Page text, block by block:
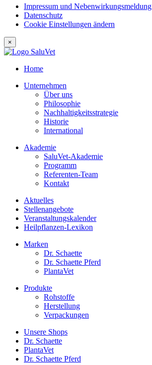
Impressum und Nebenwirkungsmeldung
Datenschutz
Cookie Einstellungen ändern
×
Home
Unternehmen
Über uns
Philosophie
Nachhaltigkeitsstrategie
Historie
International
Akademie
SaluVet-Akademie
Programm
Referenten-Team
Kontakt
Aktuelles
Stellenangebote
Veranstaltungskalender
Heilpflanzen-Lexikon
Marken
Dr. Schaette
Dr. Schaette Pferd
PlantaVet
Produkte
Rohstoffe
Herstellung
Verpackungen
Unsere Shops
Dr. Schaette
PlantaVet
Dr. Schaette Pferd